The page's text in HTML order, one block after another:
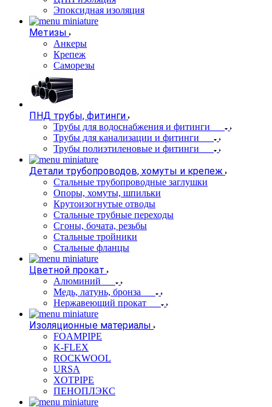
Эпоксидная изоляция
Метизы
Анкеры
Крепеж
Саморезы
ПНД трубы, фитинги
Трубы для водоснабжения и фитинги
Трубы для канализации и фитинги
Трубы полиэтиленовые и фитинги
Детали трубопроводов, хомуты и крепеж
Стальные трубопроводные заглушки
Опоры, хомуты, шпильки
Крутоизогнутые отводы
Стальные трубные переходы
Сгоны, бочата, резьбы
Стальные тройники
Стальные фланцы
Цветной прокат
Алюминий
Медь, латунь, бронза
Нержавеющий прокат
Изоляционные материалы
FOAMPIPE
K-FLEX
ROCKWOOL
URSA
XOTPIPE
ПЕНОПЛЭКС